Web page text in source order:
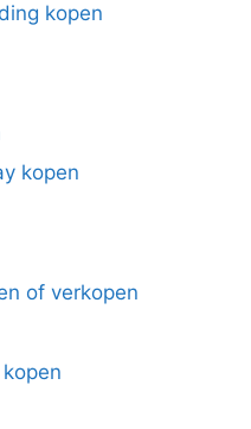
kopen
kopen
of verkopen